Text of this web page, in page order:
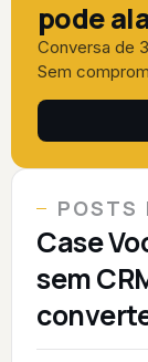
pode
Conversa de
Sem
POSTS
Case
sem